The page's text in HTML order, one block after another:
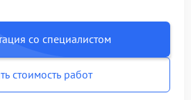
со специалистом
стоимость работ